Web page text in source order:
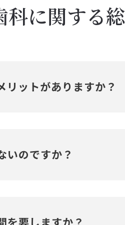
科に関する
リットがありますか？
病になりにくく、最終的に噛
いのですか？
を要しますか？